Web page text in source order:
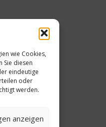
wie Cookies,
Sie diesen
eindeutige
oder
werden.
anzeigen